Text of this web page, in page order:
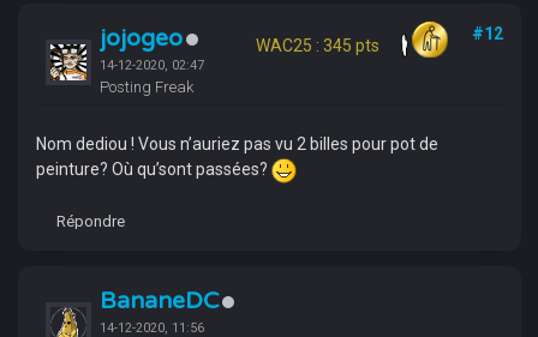
jojogeo
14-12-2020, 02:47
Posting Freak
WAC25 : 345 pts
#12
Nom dediou ! Vous n’auriez pas vu 2 billes pour pot de
peinture? Où qu’sont passées?
Répondre
BananeDC
14-12-2020, 11:56